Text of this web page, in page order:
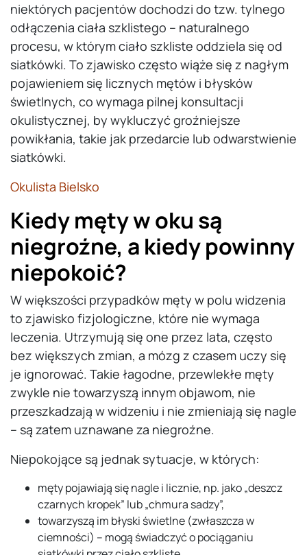
niektórych pacjentów dochodzi do tzw. tylnego
odłączenia ciała szklistego – naturalnego
procesu, w którym ciało szkliste oddziela się od
siatkówki. To zjawisko często wiąże się z nagłym
pojawieniem się licznych mętów i błysków
świetlnych, co wymaga pilnej konsultacji
okulistycznej, by wykluczyć groźniejsze
powikłania, takie jak przedarcie lub odwarstwienie
siatkówki.
Okulista Bielsko
Kiedy męty w oku są
niegroźne, a kiedy powinny
niepokoić?
W większości przypadków męty w polu widzenia
to zjawisko fizjologiczne, które nie wymaga
leczenia. Utrzymują się one przez lata, często
bez większych zmian, a mózg z czasem uczy się
je ignorować. Takie łagodne, przewlekłe męty
zwykle nie towarzyszą innym objawom, nie
przeszkadzają w widzeniu i nie zmieniają się nagle
– są zatem uznawane za niegroźne.
Niepokojące są jednak sytuacje, w których:
męty pojawiają się nagle i licznie, np. jako „deszcz
czarnych kropek” lub „chmura sadzy”,
towarzyszą im błyski świetlne (zwłaszcza w
ciemności) – mogą świadczyć o pociąganiu